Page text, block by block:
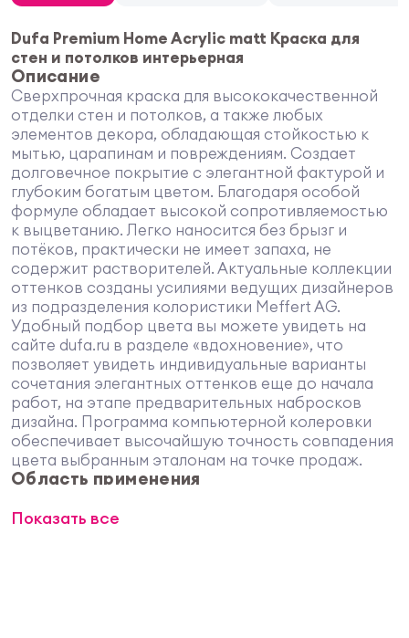
Dufa Premium Home Acrylic matt Краска для
стен и потолков интерьерная
Описание
Сверхпрочная краска для высококачественной
отделки стен и потолков, а также любых
элементов декора, обладающая стойкостью к
мытью, царапинам и повреждениям. Создает
долговечное покрытие с элегантной фактурой и
глубоким богатым цветом. Благодаря особой
формуле обладает высокой сопротивляемостью
к выцветанию. Легко наносится без брызг и
потёков, практически не имеет запаха, не
содержит растворителей. Актуальные коллекции
оттенков созданы усилиями ведущих дизайнеров
из подразделения колористики Meffert AG.
Удобный подбор цвета вы можете увидеть на
сайте dufa.ru в разделе «вдохновение», что
позволяет увидеть индивидуальные варианты
сочетания элегантных оттенков еще до начала
работ, на этапе предварительных набросков
дизайна. Программа компьютерной колеровки
обеспечивает высочайшую точность совпадения
цвета выбранным эталонам на точке продаж.
Область применения
подвергающихся повышенным поверхностным
Показать все